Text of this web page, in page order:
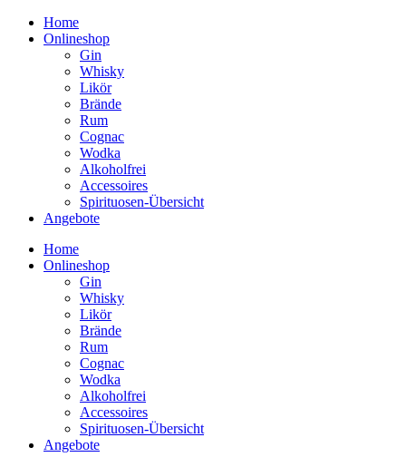
Home
Onlineshop
Gin
Whisky
Likör
Brände
Rum
Cognac
Wodka
Alkoholfrei
Accessoires
Spirituosen-Übersicht
Angebote
Home
Onlineshop
Gin
Whisky
Likör
Brände
Rum
Cognac
Wodka
Alkoholfrei
Accessoires
Spirituosen-Übersicht
Angebote